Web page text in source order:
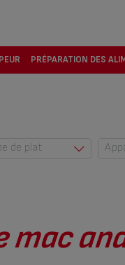
PRÉPARATION DES
de plat
Entrée (220)
mac